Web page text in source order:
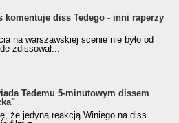
komentuje diss Tedego - inni raperzy
na warszawskiej scenie nie było od
zdissował...
Tedemu 5-minutowym dissem
że jedyną reakcją Winiego na diss